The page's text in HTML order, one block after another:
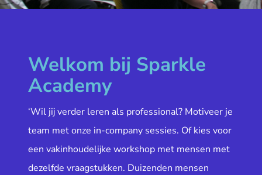
Welkom bij Sparkle
Academy
‘Wil jij verder leren als professional? Motiveer je
team met onze in-company sessies. Of kies voor
een vakinhoudelijke workshop met mensen met
dezelfde vraagstukken. Duizenden mensen